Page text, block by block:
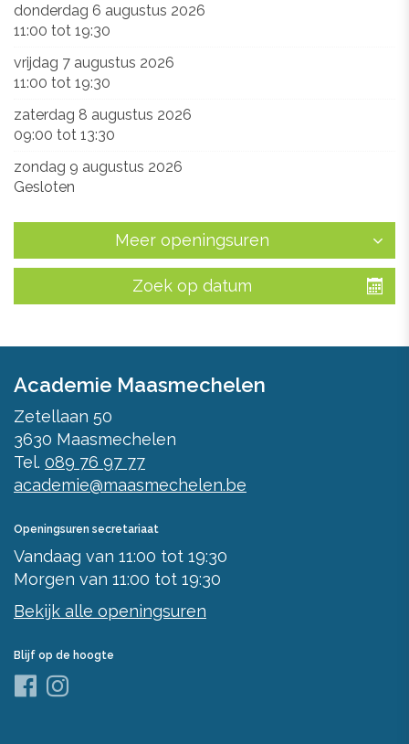
donderdag 6 augustus 2026
11:00 tot 19:30
vrijdag 7 augustus 2026
11:00 tot 19:30
zaterdag 8 augustus 2026
09:00 tot 13:30
zondag 9 augustus 2026
Gesloten
Meer openingsuren
Zoek op datum
Academie Maasmechelen
Zetellaan 50
3630 Maasmechelen
Tel. 089 76 97 77
academie@maasmechelen.be
Openingsuren secretariaat
Vandaag van 11:00 tot 19:30
Morgen van 11:00 tot 19:30
Bekijk alle openingsuren
Blijf op de hoogte
Facebook
Instagram